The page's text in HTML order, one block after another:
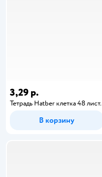
3,29 р.
Тетрадь Hatber клетка 48 лист.
В корзину